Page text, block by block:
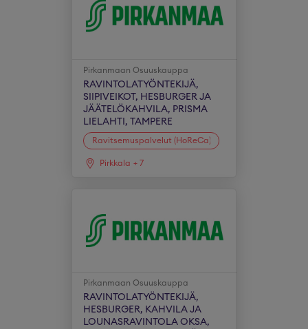
Pirkanmaan Osuuskauppa
RAVINTOLATYÖNTEKIJÄ,
SIIPIVEIKOT, HESBURGER JA
JÄÄTELÖKAHVILA, PRISMA
LIELAHTI, TAMPERE
Ravitsemuspalvelut (HoReCa)
Pirkkala + 7
Pirkanmaan Osuuskauppa
RAVINTOLATYÖNTEKIJÄ,
HESBURGER, KAHVILA JA
LOUNASRAVINTOLA OKSA,